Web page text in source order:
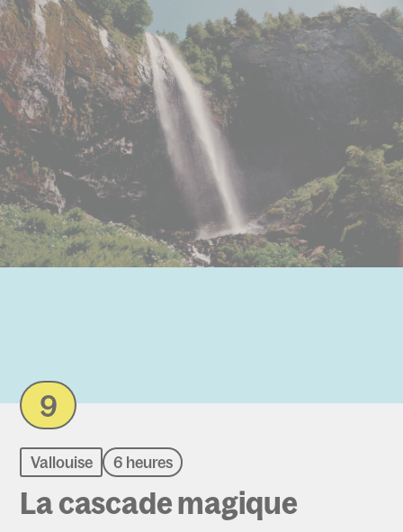
9
Vallouise 6 heures
La cascade magique